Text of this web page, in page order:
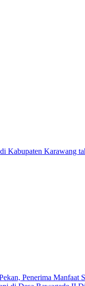
Kabupaten Karawang
Penerima Manfaat